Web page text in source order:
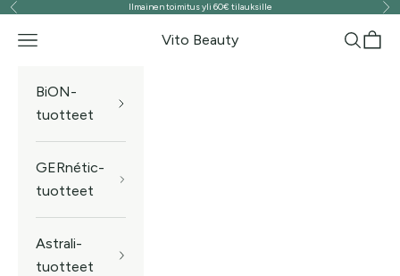
Siirry sisältöön
Edellinen Ilmainen toimitus yli 60€ tilauksille
Vito Beauty
Valikko Haku
BiON-
tuotteet
GERnétic-
tuotteet
Astrali-
tuotteet